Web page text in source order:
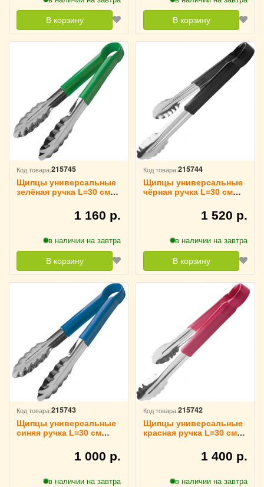
В корзину В корзину
Код товара:215745
Щипцы универсальные
зелёная ручка L=30 см
1 160 р.
в наличии на завтра
В корзину
Код товара:215744
Щипцы универсальные
чёрная ручка L=30 см
1 520 р.
в наличии на завтра
В корзину
Код товара:215743
Щипцы универсальные
синяя ручка L=30 см
1 000 р.
в наличии на завтра
Код товара:215742
Щипцы универсальные
красная ручка L=30 см
1 400 р.
в наличии на завтра